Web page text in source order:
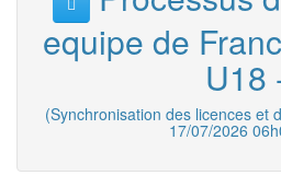
equipe de
U18
(Synchronisation des licences et
17/07/2026